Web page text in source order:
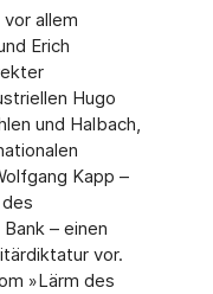
allem
Erich
Hugo
und Halbach,
Kapp –
– einen
vor.
»Lärm des